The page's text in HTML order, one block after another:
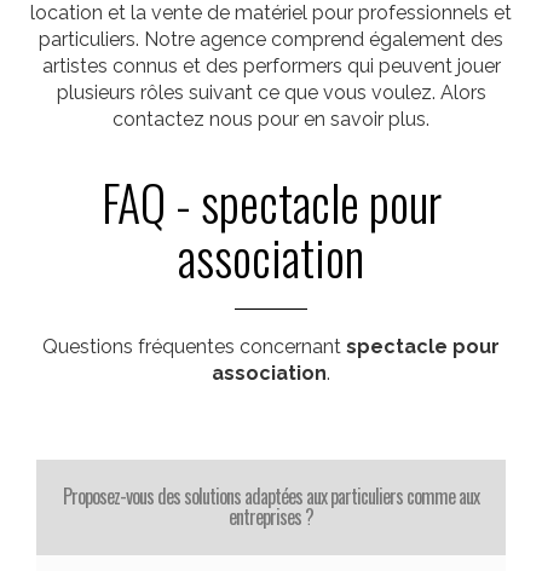
location et la vente de matériel pour professionnels et
particuliers. Notre agence comprend également des
artistes connus et des performers qui peuvent jouer
plusieurs rôles suivant ce que vous voulez. Alors
contactez nous pour en savoir plus.
FAQ - spectacle pour
association
Questions fréquentes concernant spectacle pour
association.
Proposez-vous des solutions adaptées aux particuliers comme aux
entreprises ?